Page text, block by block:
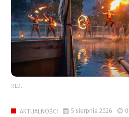
RED.
AKTUALNOŚCI 5 sierpnia 2026